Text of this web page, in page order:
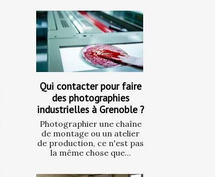
Qui contacter pour faire
des photographies
industrielles à Grenoble ?
Photographier une chaîne
de montage ou un atelier
de production, ce n'est pas
la même chose que...